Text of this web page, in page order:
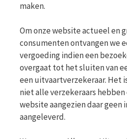
maken.
Om onze website actueel en
consumenten ontvangen we
vergoeding indien een
overgaat tot het sluiten van
een uitvaartverzekeraar. Het
niet alle verzekeraars
website aangezien daar geen
aangeleverd.